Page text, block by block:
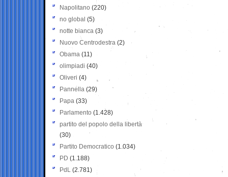
Napolitano (220)
no global (5)
notte bianca (3)
Nuovo Centrodestra (2)
Obama (11)
olimpiadi (40)
Oliveri (4)
Pannella (29)
Papa (33)
Parlamento (1.428)
partito del popolo della libertà
(30)
Partito Democratico (1.034)
PD (1.188)
PdL (2.781)